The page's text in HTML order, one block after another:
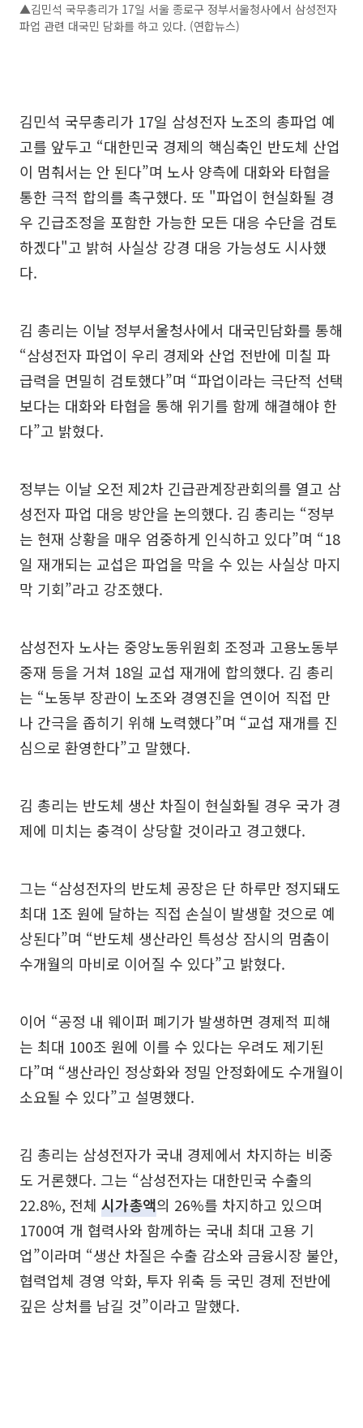
▲김민석 국무총리가 17일 서울 종로구 정부서울청사에서 삼성전자
파업 관련 대국민 담화를 하고 있다. (연합뉴스)
김민석 국무총리가 17일 삼성전자 노조의 총파업 예
고를 앞두고 “대한민국 경제의 핵심축인 반도체 산업
이 멈춰서는 안 된다”며 노사 양측에 대화와 타협을
통한 극적 합의를 촉구했다. 또 "파업이 현실화될 경
우 긴급조정을 포함한 가능한 모든 대응 수단을 검토
하겠다"고 밝혀 사실상 강경 대응 가능성도 시사했
다.
김 총리는 이날 정부서울청사에서 대국민담화를 통해
“삼성전자 파업이 우리 경제와 산업 전반에 미칠 파
급력을 면밀히 검토했다”며 “파업이라는 극단적 선택
보다는 대화와 타협을 통해 위기를 함께 해결해야 한
다”고 밝혔다.
정부는 이날 오전 제2차 긴급관계장관회의를 열고 삼
성전자 파업 대응 방안을 논의했다. 김 총리는 “정부
는 현재 상황을 매우 엄중하게 인식하고 있다”며 “18
일 재개되는 교섭은 파업을 막을 수 있는 사실상 마지
막 기회”라고 강조했다.
삼성전자 노사는 중앙노동위원회 조정과 고용노동부
중재 등을 거쳐 18일 교섭 재개에 합의했다. 김 총리
는 “노동부 장관이 노조와 경영진을 연이어 직접 만
나 간극을 좁히기 위해 노력했다”며 “교섭 재개를 진
심으로 환영한다”고 말했다.
김 총리는 반도체 생산 차질이 현실화될 경우 국가 경
제에 미치는 충격이 상당할 것이라고 경고했다.
그는 “삼성전자의 반도체 공장은 단 하루만 정지돼도
최대 1조 원에 달하는 직접 손실이 발생할 것으로 예
상된다”며 “반도체 생산라인 특성상 잠시의 멈춤이
수개월의 마비로 이어질 수 있다”고 밝혔다.
이어 “공정 내 웨이퍼 폐기가 발생하면 경제적 피해
는 최대 100조 원에 이를 수 있다는 우려도 제기된
다”며 “생산라인 정상화와 정밀 안정화에도 수개월이
소요될 수 있다”고 설명했다.
김 총리는 삼성전자가 국내 경제에서 차지하는 비중
도 거론했다. 그는 “삼성전자는 대한민국 수출의
22.8%, 전체 시가총액의 26%를 차지하고 있으며
1700여 개 협력사와 함께하는 국내 최대 고용 기
업”이라며 “생산 차질은 수출 감소와 금융시장 불안,
협력업체 경영 악화, 투자 위축 등 국민 경제 전반에
깊은 상처를 남길 것”이라고 말했다.